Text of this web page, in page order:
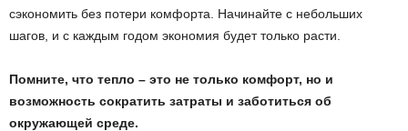
сэкономить без потери комфорта. Начинайте с небольших
шагов, и с каждым годом экономия будет только расти.
Помните, что тепло – это не только комфорт, но и
возможность сократить затраты и заботиться об
окружающей среде.